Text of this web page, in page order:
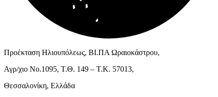
Προέκταση Ηλιουπόλεως, ΒΙ.ΠΑ Ωραιοκάστρου,
Αγρ/χιο Νο.1095, Τ.Θ. 149 – Τ.Κ. 57013,
Θεσσαλονίκη, Ελλάδα